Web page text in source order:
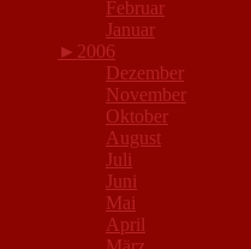
Februar
Januar
► 2006
Dezember
November
Oktober
August
Juli
Juni
Mai
April